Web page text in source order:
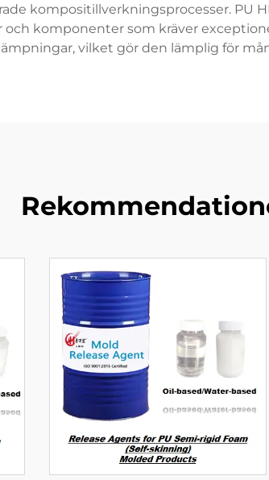
kompositillverkningsprocesser. PU
komponenter som kräver
vilket gör den lämplig för